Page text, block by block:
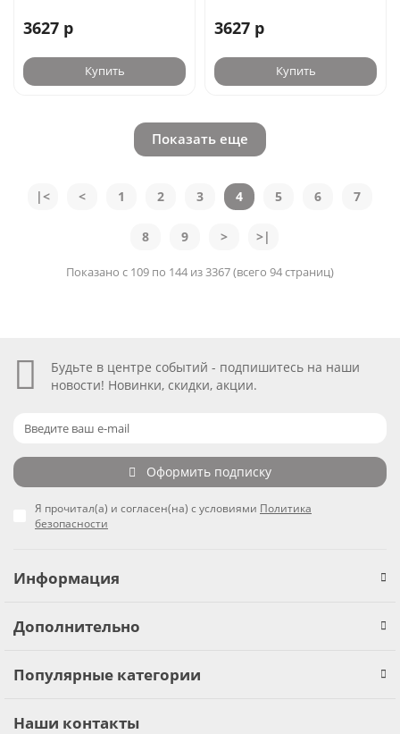
3627 р
Купить
3627 р
Купить
Показать еще
|< < 1 2 3 4 5 6 7
8 9 > >|
Показано с 109 по 144 из 3367 (всего 94 страниц)
Будьте в центре событий - подпишитесь на наши
новости! Новинки, скидки, акции.
Оформить подписку
Я прочитал(а) и согласен(на) с условиями Политика
безопасности
Информация
Дополнительно
Популярные категории
Наши контакты